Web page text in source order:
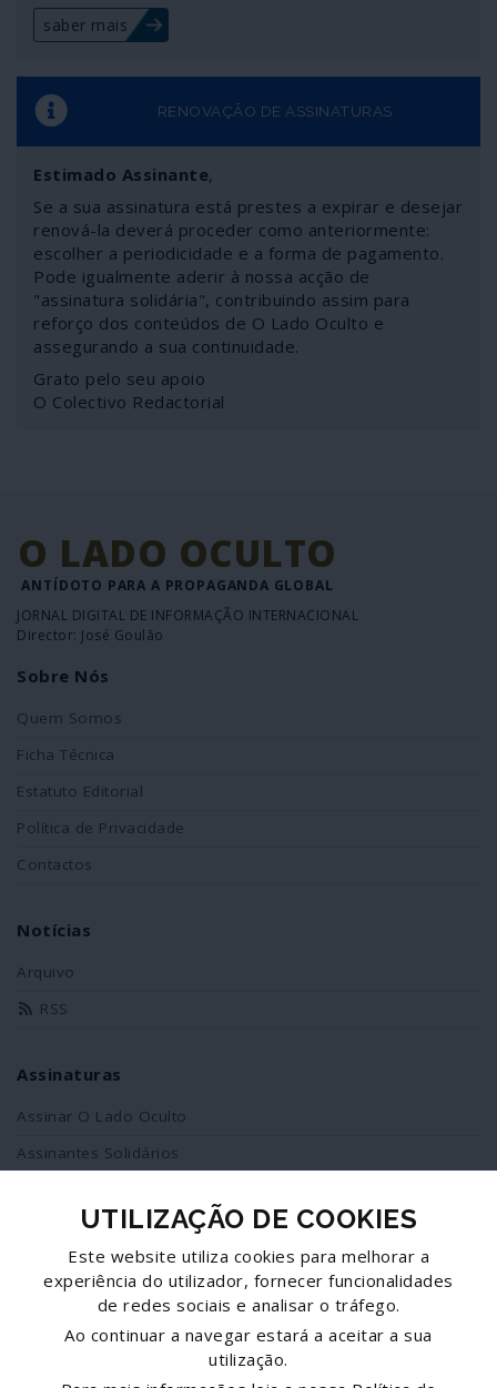
saber mais
RENOVAÇÃO DE ASSINATURAS
Estimado Assinante,
Se a sua assinatura está prestes a expirar e desejar
renová-la deverá proceder como anteriormente:
escolher a periodicidade e a forma de pagamento.
Pode igualmente aderir à nossa acção de
"assinatura solidária", contribuindo assim para
reforço dos conteúdos de O Lado Oculto e
assegurando a sua continuidade.
Grato pelo seu apoio
O Colectivo Redactorial
O LADO OCULTO
ANTÍDOTO PARA A PROPAGANDA GLOBAL
JORNAL DIGITAL DE INFORMAÇÃO INTERNACIONAL
Director: José Goulão
Sobre Nós
Quem Somos
Ficha Técnica
Estatuto Editorial
Política de Privacidade
Contactos
Notícias
Arquivo
RSS
Assinaturas
Assinar O Lado Oculto
Assinantes Solidários
Redes Sociais
Siga-nos no facebook
UTILIZAÇÃO DE COOKIES
Este website utiliza cookies para melhorar a
experiência do utilizador, fornecer funcionalidades
de redes sociais e analisar o tráfego.
Ao continuar a navegar estará a aceitar a sua
utilização.